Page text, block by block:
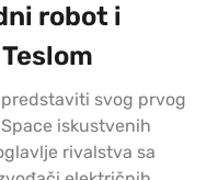
robot i
svog prvog
iskustvenih
rivalstva sa